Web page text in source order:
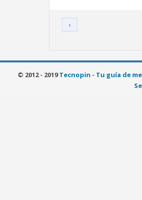
‹
© 2012 - 2019Tecnopin - Tu guía de